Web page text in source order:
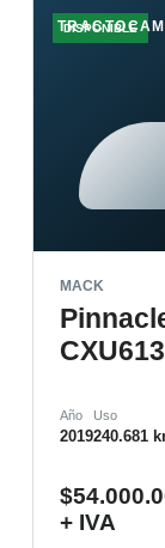
DISPONIBLE
MACK
CXU613
Año
2019
Uso
240.681
$
+ IVA